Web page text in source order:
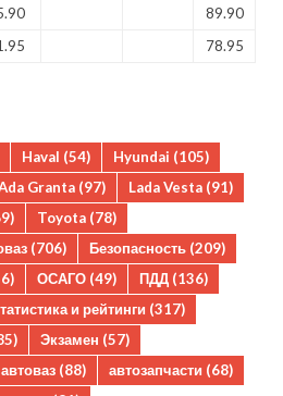
89.90
78.95
Haval (54) Hyundai (105)
Granta (97) Lada Vesta (91)
Toyota (78)
(706) Безопасность (209)
ОСАГО (49) ПДД (136)
и рейтинги (317)
Экзамен (57)
автоваз (88) автозапчасти (68)